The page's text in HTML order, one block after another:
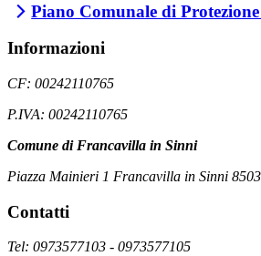
Piano Comunale di
Informazioni
CF: 00242110765
P.IVA: 00242110765
Comune di Francavilla in Sinni
Piazza Mainieri 1 Francavilla in Sinni
Contatti
Tel: 0973577103 - 0973577105